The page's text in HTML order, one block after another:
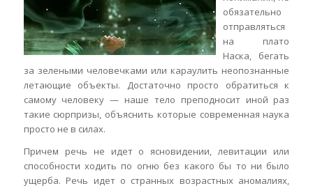
обязательно
отправляться
на плато
Наска, бегать
за зелеными человечками или караулить неопознанные
летающие объекты. Достаточно просто обратиться к
самому человеку — наше тело преподносит иной раз
такие сюрпризы, объяснить которые современная наука
просто не в силах.
Причем речь не идет о ясновидении, левитации или
способности ходить по огню без какого бы то ни было
ущерба. Речь идет о странных возрастных аномалиях,